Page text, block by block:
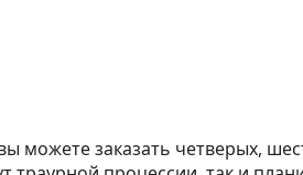
можете заказать четверых,